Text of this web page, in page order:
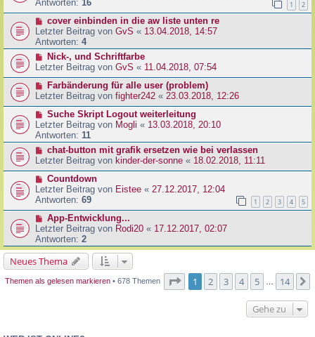
Antworten: 16 1 2
cover einbinden in die aw liste unten re
Letzter Beitrag von GvS « 13.04.2018, 14:57
Antworten: 4
Nick-, und Schriftfarbe
Letzter Beitrag von GvS « 11.04.2018, 07:54
Farbänderung für alle user (problem)
Letzter Beitrag von fighter242 « 23.03.2018, 12:26
Suche Skript Logout weiterleitung
Letzter Beitrag von Mogli « 13.03.2018, 20:10
Antworten: 11
chat-button mit grafik ersetzen wie bei verlassen
Letzter Beitrag von kinder-der-sonne « 18.02.2018, 11:11
Countdown
Letzter Beitrag von Eistee « 27.12.2017, 12:04
Antworten: 69 1 2 3 4 5
App-Entwicklung...
Letzter Beitrag von Rodi20 « 17.12.2017, 02:07
Antworten: 2
Neues Thema
Themen als gelesen markieren • 678 Themen Seite von
1 2 3 4 5 14
Gehe zu